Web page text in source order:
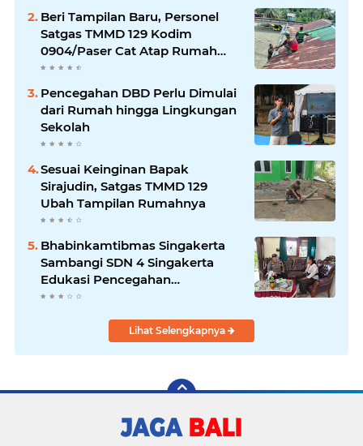
Beri Tampilan Baru, Personel
Satgas TMMD 129 Kodim
0904/Paser Cat Atap Rumah
Marbot
Pencegahan DBD Perlu Dimulai
dari Rumah hingga Lingkungan
Sekolah
Sesuai Keinginan Bapak
Sirajudin, Satgas TMMD 129
Ubah Tampilan Rumahnya
Bhabinkamtibmas Singakerta
Sambangi SDN 4 Singakerta
Edukasi Pencegahan
Penculikan Anak
Lihat Selengkapnya